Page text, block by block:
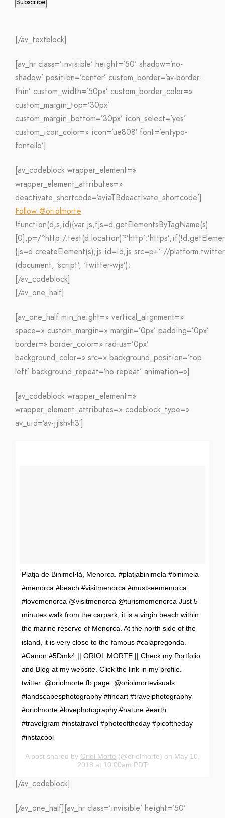
[/av_textblock]
[av_hr class=’invisible’ height=’50’ shadow=’no-
shadow’ position=’center’ custom_border=’av-border-
thin’ custom_width=’50px’ custom_border_color=»
custom_margin_top=’30px’
custom_margin_bottom=’30px’ icon_select=’yes’
custom_icon_color=» icon=’ue808′ font=’entypo-
fontello’]
[av_codeblock wrapper_element=»
wrapper_element_attributes=»
deactivate_shortcode=’aviaTBdeactivate_shortcode’]
Follow @oriolmorte
!function(d,s,id){var js,fjs=d.getElementsByTagName(s)
[0],p=/^http:/
{js=d.createElement(s);js.id=id;js.src=p+’://
(document, ‘script’, ‘twitter-wjs’);
[/av_codeblock]
[/av_one_half]
[av_one_half min_height=» vertical_alignment=»
space=» custom_margin=» margin=’0px’ padding=’0px’
border=» border_color=» radius=’0px’
background_color=» src=» background_position=’top
left’ background_repeat=’no-repeat’ animation=»]
[av_codeblock wrapper_element=»
wrapper_element_attributes=» codeblock_type=»
av_uid=’av-jjlshvh3′]
Platja de Binimel·là, Menorca. #platjabinimela #binimela
#menorca #beach #visitmenorca #mustseemenorca
#lovemenorca @visitmenorca @turismomenorca Just 5
minutes walk from the carpark, it is a virgin beach within
the marine reserve of Menorca. At the north side of the
island, it is very close to the famous #calapregonda.
#Canon #5Dmk4 || ORIOL MORTE || Check my Portfolio
and Blog at my website. Click the link in my profile.
twitter: @oriolmorte fb page: @oriolmortevisuals
#landscapesphotography #fineart #travelphotography
#oriolmorte #lovephotography #nature #earth
#travelgram #instatravel #photooftheday #picoftheday
#instacool
A post shared by Oriol Morte (@oriolmorte) on May 10,
2018 at 10:00am PDT
[/av_codeblock]
[/av_one_half][av_hr class=’invisible’ height=’50’